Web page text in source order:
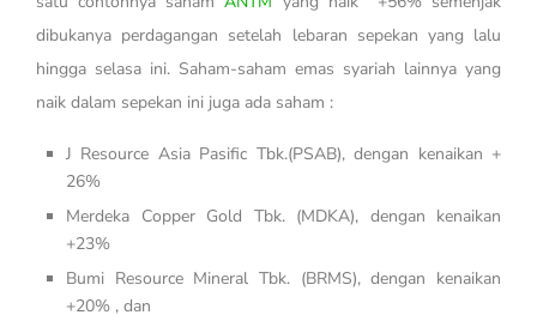
dibukanya perdagangan setelah lebaran sepekan yang lalu
hingga selasa ini. Saham-saham emas syariah lainnya yang
naik dalam sepekan ini juga ada saham :
J Resource Asia Pasific Tbk.(PSAB), dengan kenaikan +
26%
Merdeka Copper Gold Tbk. (MDKA), dengan kenaikan
+23%
Bumi Resource Mineral Tbk. (BRMS), dengan kenaikan
+20% , dan